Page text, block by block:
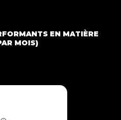
EN MATIÈRE
MOIS)